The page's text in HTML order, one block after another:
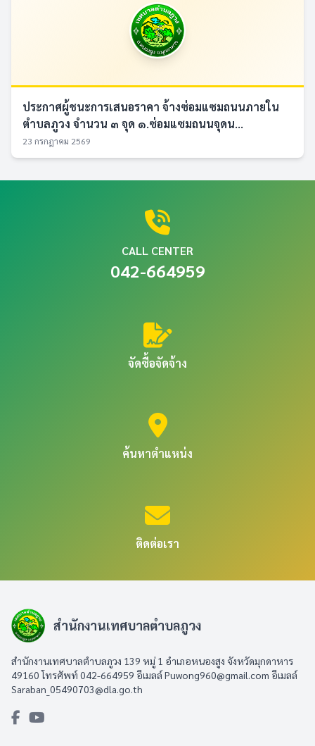
ประกาศผู้ชนะการเสนอราคา จ้างซ่อมแซมถนนภายใน
ตำบลภูวง จำนวน ๓ จุด ๑.ซ่อมแซมถนนจุดน...
23 กรกฎาคม 2569
CALL CENTER
042-664959
จัดซื้อจัดจ้าง
ค้นหาตำแหน่ง
ติดต่อเรา
สำนักงานเทศบาลตำบลภูวง
สำนักงานเทศบาลตำบลภูวง 139 หมู่ 1 อำเภอหนองสูง จังหวัดมุกดาหาร
49160 โทรศัพท์ 042-664959 อีเมลล์Puwong960@gmail.com อีเมลล์
Saraban_05490703@dla.go.th